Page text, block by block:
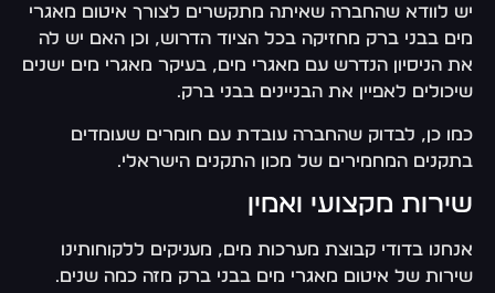
יש לוודא שהחברה שאיתה מתקשרים לצורך איטום מאגרי
מים בבני ברק מחזיקה בכל הציוד הדרוש, וכן האם יש לה
את הניסיון הנדרש עם מאגרי מים, בעיקר מאגרי מים ישנים
שיכולים לאפיין את הבניינים בבני ברק.
כמו כן, לבדוק שהחברה עובדת עם חומרים שעומדים
בתקנים המחמירים של מכון התקנים הישראלי.
שירות מקצועי ואמין
אנחנו בדודי קבוצת מערכות מים, מעניקים ללקוחותינו
שירות של איטום מאגרי מים בבני ברק מזה כמה שנים.